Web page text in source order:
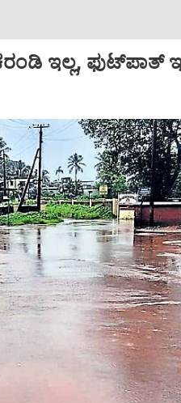
ಇಲ್ಲ, ಫುಟ್‌ಪಾತ್‌